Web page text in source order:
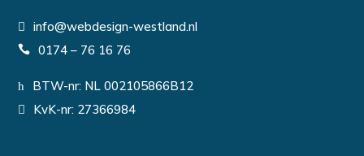
info@webdesign-westland.nl
0174 – 76 16 76
BTW-nr: NL 002105866B12
KvK-nr: 27366984